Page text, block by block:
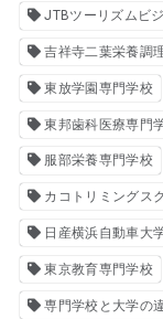
JTBツーリズムビ
吉祥寺二葉栄養調
東放学園専門学校
東邦歯科医療専門
服部栄養専門学校
カコトリミングス
日産横浜自動車大
東京教育専門学校
専門学校と大学の